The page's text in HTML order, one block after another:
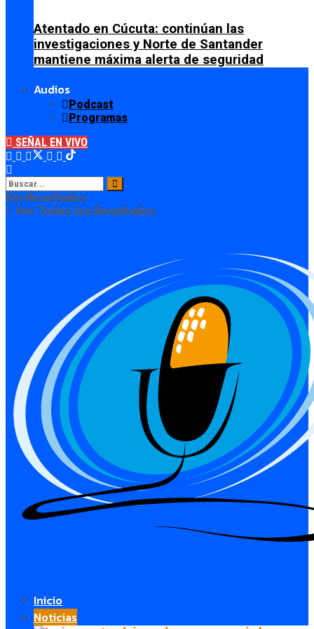
Atentado en Cúcuta: continúan las
investigaciones y Norte de Santander
mantiene máxima alerta de seguridad
Audios
Podcast
Programas
SEÑAL EN VIVO
Sin Resultados
Ver Todos los Resultados
Inicio
Noticias